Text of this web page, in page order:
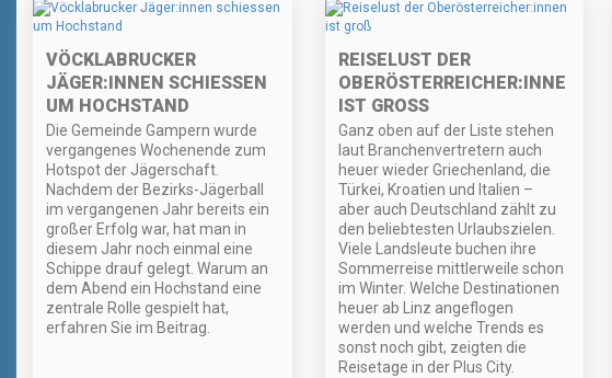
VÖCKLABRUCKER
JÄGER:INNEN SCHIESSEN
UM HOCHSTAND
Die Gemeinde Gampern wurde
vergangenes Wochenende zum
Hotspot der Jägerschaft.
Nachdem der Bezirks-Jägerball
im vergangenen Jahr bereits ein
großer Erfolg war, hat man in
diesem Jahr noch einmal eine
Schippe drauf gelegt. Warum an
dem Abend ein Hochstand eine
zentrale Rolle gespielt hat,
erfahren Sie im Beitrag.
REISELUST DER
OBERÖSTERREICHER:INNEN
IST GROSS
Ganz oben auf der Liste stehen
laut Branchenvertretern auch
heuer wieder Griechenland, die
Türkei, Kroatien und Italien –
aber auch Deutschland zählt zu
den beliebtesten Urlaubszielen.
Viele Landsleute buchen ihre
Sommerreise mittlerweile schon
im Winter. Welche Destinationen
heuer ab Linz angeflogen
werden und welche Trends es
sonst noch gibt, zeigten die
Reisetage in der Plus City.